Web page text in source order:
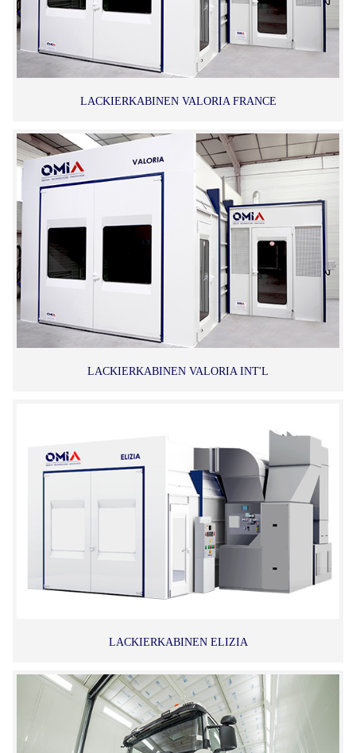
LACKIERKABINEN VALORIA FRANCE
LACKIERKABINEN VALORIA INT'L
LACKIERKABINEN ELIZIA